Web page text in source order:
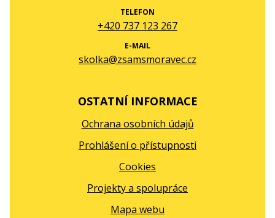
TELEFON
+420 737 123 267
E-MAIL
skolka@zsamsmoravec.cz
OSTATNÍ INFORMACE
Ochrana osobních údajů
Prohlášení o přístupnosti
Cookies
Projekty a spolupráce
Mapa webu